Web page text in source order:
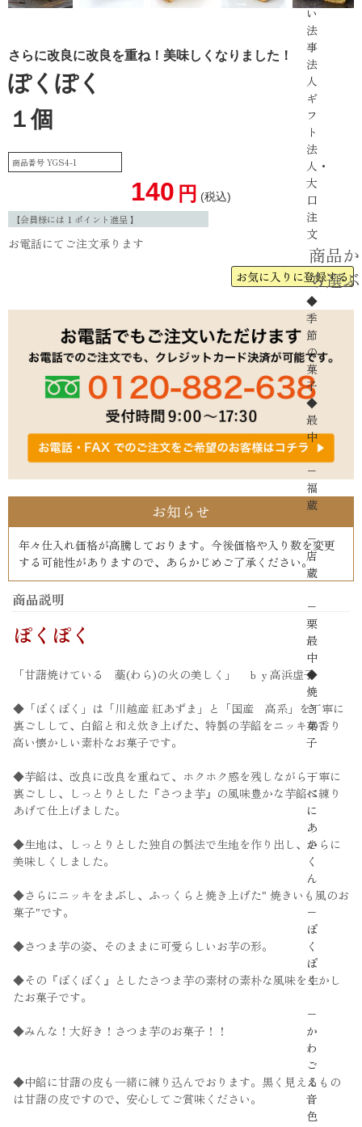
い
法
事
法
人
ギ
フ
ト
法
人・
大
口
注
文
商品か
ら選ぶ
◆
季
節
の
菓
子
◆
最
中
−
福
蔵
−
店
蔵
−
栗
最
中
◆
焼
き
菓
子
−
べ
に
あ
か
く
ん
−
ぽ
く
ぽ
く
−
か
わ
ご
え
音
色
さらに改良に改良を重ね！美味しくなりました！
ぽくぽく
１個
商品番号 YGS4-1
140
税込
【会員様には 1 ポイント進呈 】
お電話にてご注文承ります
お気に入りに登録する
お知らせ
年々仕入れ価格が高騰しております。今後価格や入り数を変更
する可能性がありますので、あらかじめご了承ください。
商品説明
ぽくぽく
「甘藷焼けている 藁(わら)の火の美しく」 ｂｙ高浜虚子
◆「ぽくぽく」は「川越産 紅あずま」と「国産 高系」を丁寧に
裏ごしして、白餡と和え炊き上げた、特製の芋餡をニッキの香り
高い懐かしい素朴なお菓子です。
◆芋餡は、改良に改良を重ねて、ホクホク感を残しながら丁寧に
裏ごしし、しっとりとした『さつま芋』の風味豊かな芋餡に練り
あげて仕上げました。
◆生地は、しっとりとした独自の製法で生地を作り出し、さらに
美味しくしました。
◆さらにニッキをまぶし、ふっくらと焼き上げた" 焼きいも風のお
菓子"です。
◆さつま芋の姿、そのままに可愛らしいお芋の形。
◆その『ぽくぽく』としたさつま芋の素材の素朴な風味を生かし
たお菓子です。
◆みんな！大好き！さつま芋のお菓子！！
◆中餡に甘藷の皮も一緒に練り込んでおります。黒く見えるもの
は甘藷の皮ですので、安心してご賞味ください。